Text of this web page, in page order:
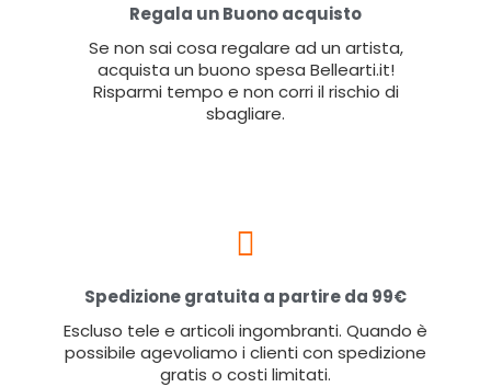
Regala un Buono acquisto
Se non sai cosa regalare ad un artista,
acquista un buono spesa Bellearti.it!
Risparmi tempo e non corri il rischio di
sbagliare.
Spedizione gratuita a partire da 99€
Escluso tele e articoli ingombranti. Quando è
possibile agevoliamo i clienti con spedizione
gratis o costi limitati.